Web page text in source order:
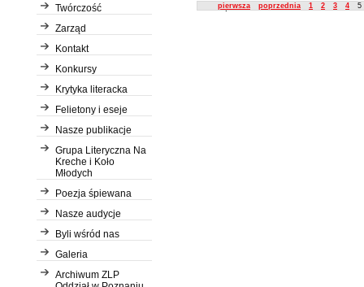
Twórczość
Zarząd
Kontakt
Konkursy
Krytyka literacka
Felietony i eseje
Nasze publikacje
Grupa Literyczna Na
Kreche i Koło
Młodych
Poezja śpiewana
Nasze audycje
Byli wśród nas
Galeria
Archiwum ZLP
pierwsza poprzednia 1 2 3 4 5
Description